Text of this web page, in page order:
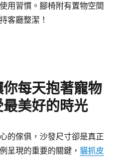
用習慣。腳椅附有置物空間
客廳整潔！
每天抱著寵物
美好的時光
的傢俱，沙發尺寸卻是真正
呈現的重要的關鍵，貓抓皮